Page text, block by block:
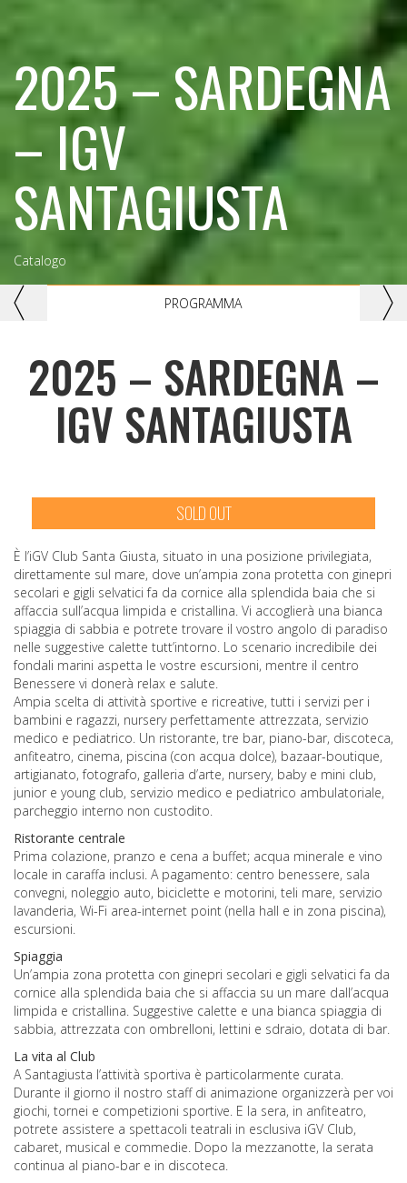
2025 – SARDEGNA
– IGV
SANTAGIUSTA
Catalogo
PROGRAMMA
2025 – SARDEGNA –
IGV SANTAGIUSTA
SOLD OUT
È l’iGV Club Santa Giusta, situato in una posizione privilegiata,
direttamente sul mare, dove un’ampia zona protetta con ginepri
secolari e gigli selvatici fa da cornice alla splendida baia che si
affaccia sull’acqua limpida e cristallina. Vi accoglierà una bianca
spiaggia di sabbia e potrete trovare il vostro angolo di paradiso
nelle suggestive calette tutt’intorno. Lo scenario incredibile dei
fondali marini aspetta le vostre escursioni, mentre il centro
Benessere vi donerà relax e salute.
Ampia scelta di attività sportive e ricreative, tutti i servizi per i
bambini e ragazzi, nursery perfettamente attrezzata, servizio
medico e pediatrico. Un ristorante, tre bar, piano-bar, discoteca,
anfiteatro, cinema, piscina (con acqua dolce), bazaar-boutique,
artigianato, fotografo, galleria d’arte, nursery, baby e mini club,
junior e young club, servizio medico e pediatrico ambulatoriale,
parcheggio interno non custodito.
Ristorante centrale
Prima colazione, pranzo e cena a buffet; acqua minerale e vino
locale in caraffa inclusi. A pagamento: centro benessere, sala
convegni, noleggio auto, biciclette e motorini, teli mare, servizio
lavanderia, Wi-Fi area-internet point (nella hall e in zona piscina),
escursioni.
Spiaggia
Un’ampia zona protetta con ginepri secolari e gigli selvatici fa da
cornice alla splendida baia che si affaccia su un mare dall’acqua
limpida e cristallina. Suggestive calette e una bianca spiaggia di
sabbia, attrezzata con ombrelloni, lettini e sdraio, dotata di bar.
La vita al Club
A Santagiusta l’attività sportiva è particolarmente curata.
Durante il giorno il nostro staff di animazione organizzerà per voi
giochi, tornei e competizioni sportive. E la sera, in anfiteatro,
potrete assistere a spettacoli teatrali in esclusiva iGV Club,
cabaret, musical e commedie. Dopo la mezzanotte, la serata
continua al piano-bar e in discoteca.